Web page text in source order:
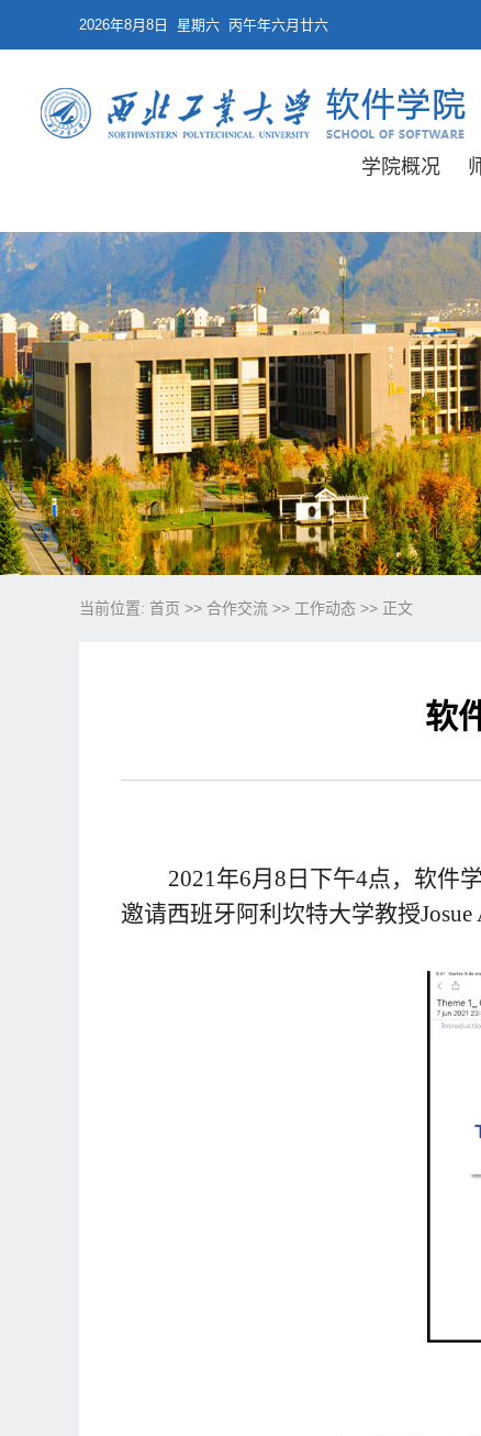
2026年8月8日 星期六 丙午年六月廿六
学院概况
当前位置: 首页 >> 合作交流 >> 工作动态 >> 正文
软
2021年6月 8 日下午4点，软件
邀请西班牙阿利坎特大学教授